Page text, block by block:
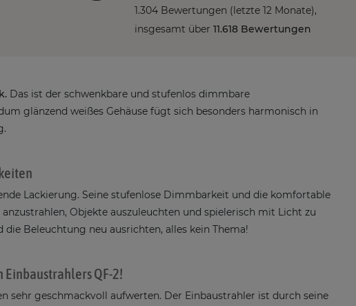
1.304 Bewertungen (letzte 12 Monate),
insgesamt über 11.618 Bewertungen
Das ist der schwenkbare und stufenlos dimmbare
glänzend weißes Gehäuse fügt sich besonders harmonisch in
Lackierung. Seine stufenlose Dimmbarkeit und die komfortable
Objekte auszuleuchten und spielerisch mit Licht zu
Beleuchtung neu ausrichten, alles kein Thema!
Einbaustrahlers QF-2!
sehr geschmackvoll aufwerten. Der Einbaustrahler ist durch seine